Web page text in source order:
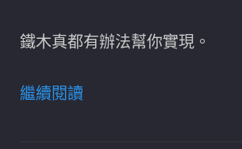
鐵木真都有辦法幫你實現。
繼續閱讀